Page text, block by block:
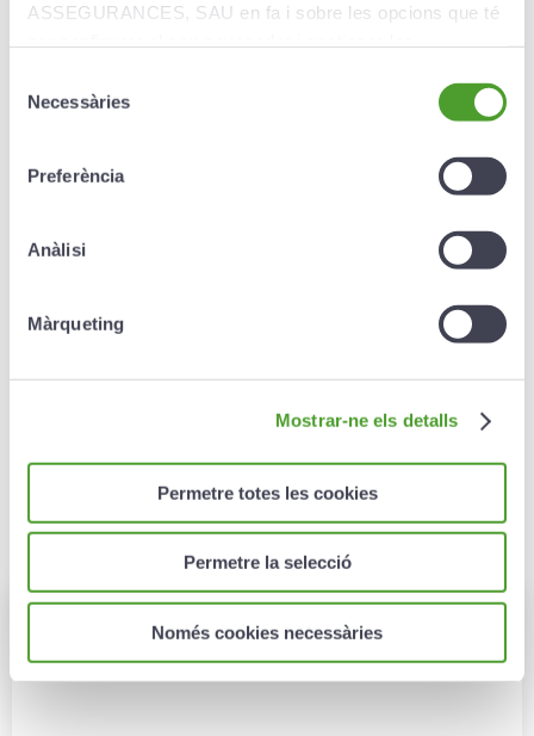
ASSEGURANCES, SAU en fa i sobre les opcions que té
Necessàries
Preferència
Anàlisi
Màrqueting
Mostrar-ne els detalls
Permetre totes les cookies
Permetre la selecció
Només cookies necessàries
empresa en los casos de jubilación, muerte e
Beneficio social que moderniza el sistema
Herramienta de motivación y fidelización del
empleado que combate la rotación del personal
Preguntas frecuentes